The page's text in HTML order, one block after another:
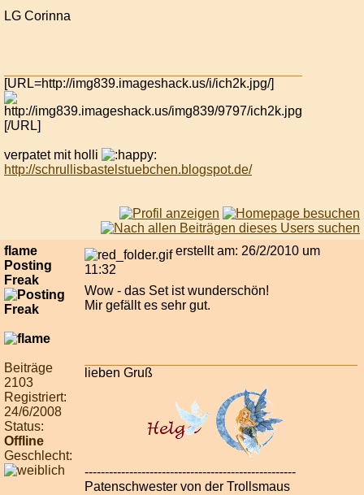
LG Corinna
[URL=http://img839.imageshack.us/i/ich2k.jpg/]
[/URL]
verpatet mit holli
http://schrullisbastelstuebchen.blogspot.de/
flame
Posting
Freak
Beiträge
2103
Registriert:
24/6/2008
Status:
Offline
Geschlecht:
erstellt am: 26/2/2010 um
11:32
Wow - das Set ist wunderschön!
Mir gefällt es sehr gut.
lieben Gruß
----------------------------------------------------
Patenschwester von der Trollsmaus